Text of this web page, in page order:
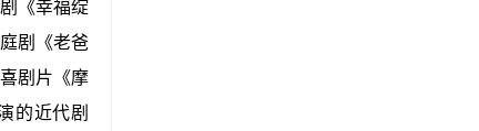
《幸福绽
剧《老爸
剧片《摩
的近代剧